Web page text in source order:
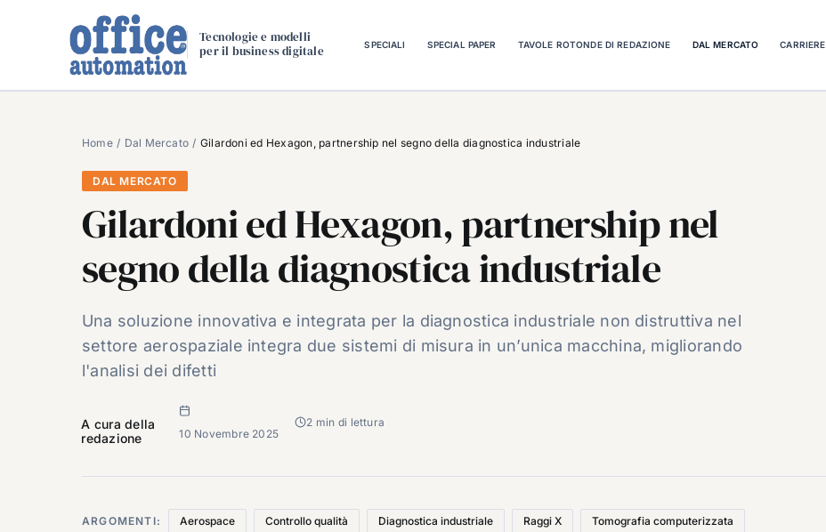
Tecnologie e modelli
per il business digitale
SPECIALI SPECIAL PAPER TAVOLE ROTONDE DI REDAZIONE DAL MERCATO CARRIERE
Home Dal Mercato Gilardoni ed Hexagon, partnership nel segno della diagnostica industriale
DAL MERCATO
Gilardoni ed Hexagon, partnership nel
segno della diagnostica industriale
Una soluzione innovativa e integrata per la diagnostica industriale non distruttiva nel
settore aerospaziale integra due sistemi di misura in un’unica macchina, migliorando
l'analisi dei difetti
A cura della
redazione
10 Novembre 2025
2 min di lettura
ARGOMENTI: Aerospace Controllo qualità Diagnostica industriale Raggi X Tomografia computerizzata